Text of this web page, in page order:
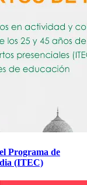
Programa de
(ITEC)